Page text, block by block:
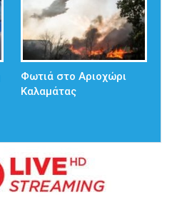
Φωτιά στο Αριοχώρι
Καλαμάτας